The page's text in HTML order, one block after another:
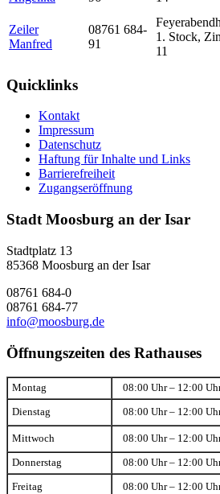
Zeiler
Manfred
08761 684-
91
1. Stock,
11
Quicklinks
Kontakt
Impressum
Datenschutz
Haftung für Inhalte und Links
Barrierefreiheit
Zugangseröffnung
Stadt Moosburg an der Isar
Stadtplatz 13
85368 Moosburg an der Isar
08761 684-0
08761 684-77
info@moosburg.de
Öffnungszeiten des Rathauses
Montag 08:00 Uhr – 12:00
Dienstag 08:00 Uhr – 12:00
Mittwoch 08:00 Uhr – 12:00
Donnerstag 08:00 Uhr – 12:00
Freitag 08:00 Uhr – 12:00